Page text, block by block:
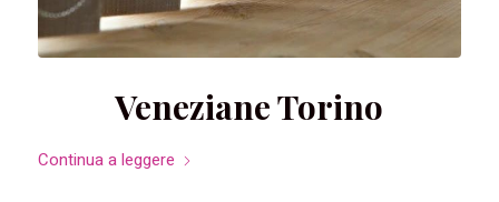
Veneziane Torino
Continua a leggere